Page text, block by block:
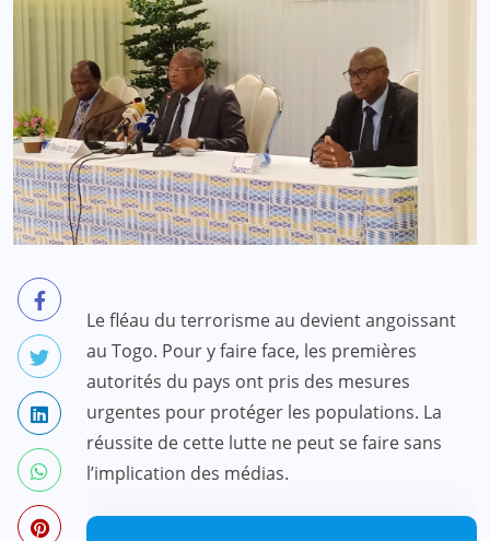
Le fléau du terrorisme au devient angoissant
au Togo. Pour y faire face, les premières
autorités du pays ont pris des mesures
urgentes pour protéger les populations. La
réussite de cette lutte ne peut se faire sans
l’implication des médias.